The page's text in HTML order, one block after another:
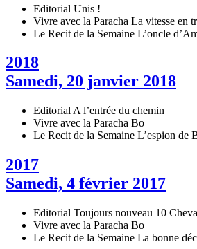
Editorial Unis !
Vivre avec la Paracha La vitesse en
Le Recit de la Semaine L’oncle
2018
Samedi, 20 janvier 2018
Editorial A l’entrée du chemin
Vivre avec la Paracha Bo
Le Recit de la Semaine L’espion de
2017
Samedi, 4 février 2017
Editorial Toujours nouveau 10
Vivre avec la Paracha Bo
Le Recit de la Semaine La bonne